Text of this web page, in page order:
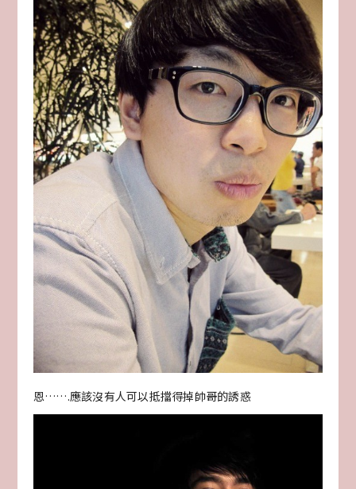
恩…….應該沒有人可以抵擋得掉帥哥的誘惑